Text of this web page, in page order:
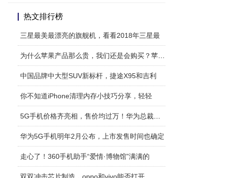
[详细]
热文排行榜
三星最美最漂亮的旗舰机，看看2018年三星最
中国品牌中大型SUV新标杆，捷途X95和吉利
你不知道iPhone清理内存小技巧分享，轻轻
华为5G手机明年2月公布，上市发售时间也确定
走心了！360手机助手“爱情·博物馆”满满的